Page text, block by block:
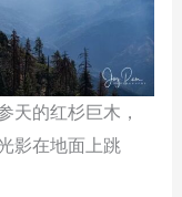
天的红杉巨木，
影在地面上跳